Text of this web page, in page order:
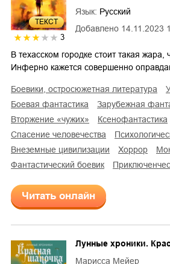
ТЕКСТ
3
Добавлено 14.11.2023
Язык: Русский
В техасском городке стоит такая жара,
Инферно кажется совершенно
боевики, остросюжетная литература
боевая фантастика
зарубежная
вторжение «чужих»
ксенофантастика
спасение человечества
внеземные цивилизации
хоррор
фантастический боевик
Читать онлайн
Лунные хроники.
Марисса Мейер